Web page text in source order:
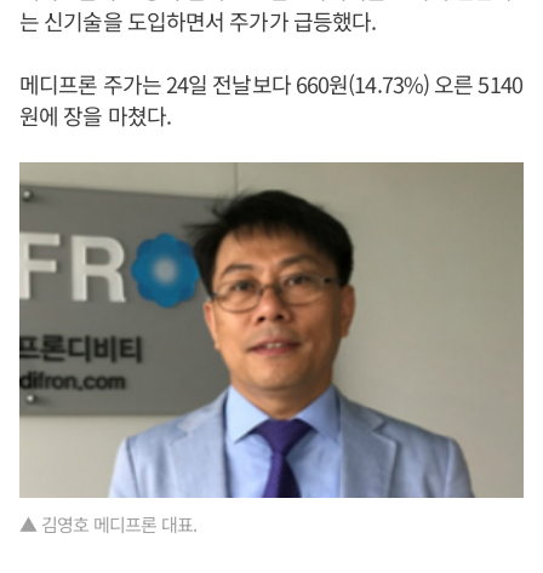
는 신기술을 도입하면서 주가가 급등했다.
메디프론 주가는 24일 전날보다 660원(14.73%) 오른 5140
원에 장을 마쳤다.
▲ 김영호 메디프론 대표.